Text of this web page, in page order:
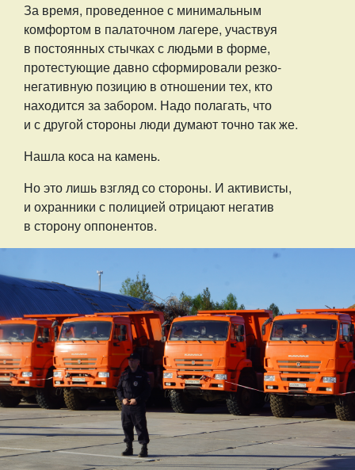
За время, проведенное с минимальным
комфортом в палаточном лагере, участвуя
в постоянных стычках с людьми в форме,
протестующие давно сформировали резко-
негативную позицию в отношении тех, кто
находится за забором. Надо полагать, что
и с другой стороны люди думают точно так же.
Нашла коса на камень.
Но это лишь взгляд со стороны. И активисты,
и охранники с полицией отрицают негатив
в сторону оппонентов.